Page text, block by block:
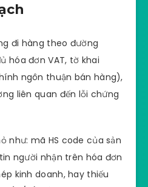
đi hàng theo đường
hóa đơn VAT, tờ khai
ngôn thuận bán hàng),
liên quan đến lỗi chứng
như: mã HS code của sản
người nhận trên hóa đơn
kinh doanh, hay thiếu